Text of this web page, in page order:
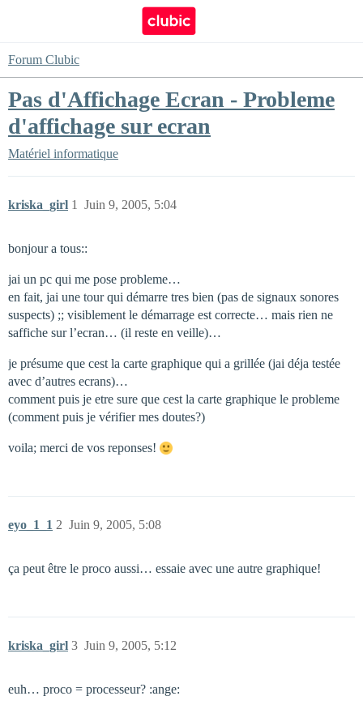
Forum Clubic
Pas d'Affichage Ecran - Probleme
d'affichage sur ecran
Matériel informatique
kriska_girl Juin 9, 2005, 5:04
1
bonjour a tous::
jai un pc qui me pose probleme…
en fait, jai une tour qui démarre tres bien (pas de signaux sonores
suspects) ;; visiblement le démarrage est correcte… mais rien ne
saffiche sur l’ecran… (il reste en veille)…
je présume que cest la carte graphique qui a grillée (jai déja testée
avec d’autres ecrans)…
comment puis je etre sure que cest la carte graphique le probleme
(comment puis je vérifier mes doutes?)
voila; merci de vos reponses!
eyo_1_1 Juin 9, 2005, 5:08
2
ça peut être le proco aussi… essaie avec une autre graphique!
kriska_girl Juin 9, 2005, 5:12
3
euh… proco = processeur? :ange: